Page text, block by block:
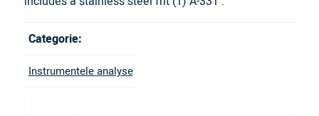
Categorie:
Instrumentele analyse